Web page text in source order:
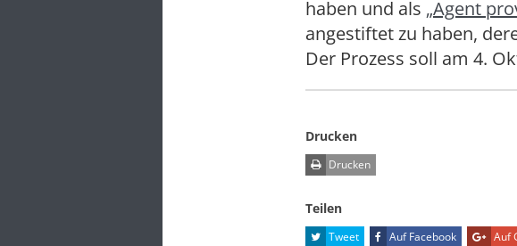
haben und als „Agent
angestiftet zu haben,
Der Prozess soll am 4.
Drucken
Drucken
Teilen
Tweet Auf Facebook Auf